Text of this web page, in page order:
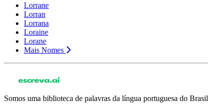
Lorrane
Lorran
Lorrana
Loraine
Lorane
Mais Nomes
Somos uma biblioteca de palavras da língua portuguesa do Brasil